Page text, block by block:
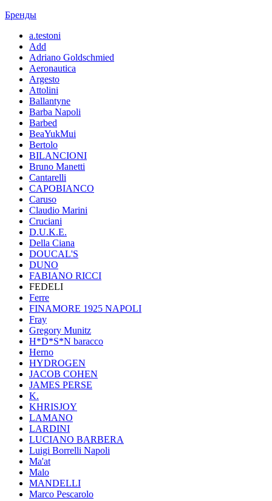
Бренды
a.testoni
Add
Adriano Goldschmied
Aeronautica
Argesto
Attolini
Ballantyne
Barba Napoli
Barbed
BeaYukMui
Bertolo
BILANCIONI
Bruno Manetti
Cantarelli
CAPOBIANCO
Caruso
Claudio Marini
Cruciani
D.U.K.E.
Della Ciana
DOUCAL'S
DUNO
FABIANO RICCI
FEDELI
Ferre
FINAMORE 1925 NAPOLI
Fray
Gregory Munitz
H*D*S*N baracco
Herno
HYDROGEN
JACOB COHEN
JAMES PERSE
K.
KHRISJOY
LAMANO
LARDINI
LUCIANO BARBERA
Luigi Borrelli Napoli
Ma'at
Malo
MANDELLI
Marco Pescarolo